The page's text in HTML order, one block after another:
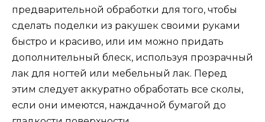
предварительной обработки для того, чтобы
сделать поделки из ракушек своими руками
быстро и красиво, или им можно придать
дополнительный блеск, используя прозрачный
лак для ногтей или мебельный лак. Перед
этим следует аккуратно обработать все сколы,
если они имеются, наждачной бумагой до